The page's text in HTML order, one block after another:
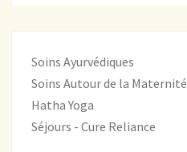
Soins Ayurvédiques
Soins Autour de la Maternité
Hatha Yoga
Séjours - Cure Reliance